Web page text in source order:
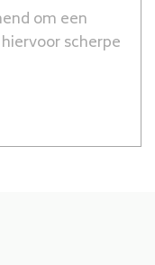
om een
scherpe